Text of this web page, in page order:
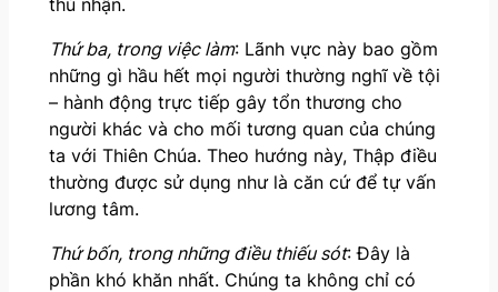
Thứ ba, trong việc làm: Lãnh vực này bao gồm
những gì hầu hết mọi người thường nghĩ về tội
– hành động trực tiếp gây tổn thương cho
người khác và cho mối tương quan của chúng
ta với Thiên Chúa. Theo hướng này, Thập điều
thường được sử dụng như là căn cứ để tự vấn
lương tâm.
Thứ bốn, trong những điều thiếu sót: Đây là
phần khó khăn nhất. Chúng ta không chỉ có